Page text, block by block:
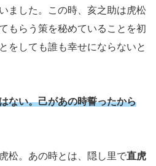
ました。この時、亥之助は虎松
もらう策を秘めていることを初
をしても誰も幸せにならないと
ない。己があの時誓ったから
松。あの時とは、隠し里で直虎